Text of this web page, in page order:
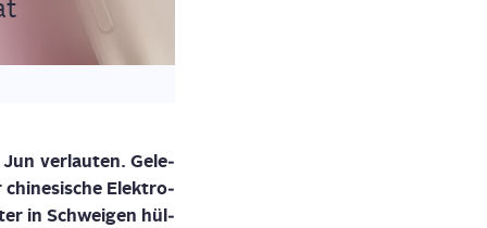
Jun ver­lau­ten. Gele­
chi­ne­si­sche Elek­tro­
in Schwei­gen hül­